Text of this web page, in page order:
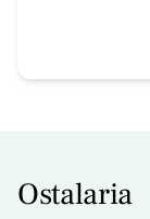
Ostalaria